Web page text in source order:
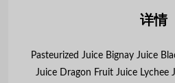
详情
Pasteurized Juice Bignay Juice
Juice Dragon Fruit Juice Lychee